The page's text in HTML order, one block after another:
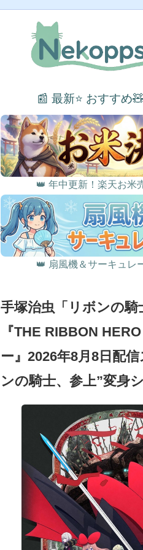
📰 最新⭐ おすすめ
👑 年中更新！楽天お米
👑 扇風機＆サーキュレ
手塚治虫「リボンの騎
『THE RIBBON
ー』2026年8月8日配
ンの騎士、参上”変身